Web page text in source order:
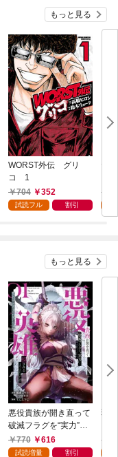
もっと見る
WORST外伝 グリ
コ 1
704
352
試読フル 割引
もっと見る
悪役貴族が開き直って
破滅フラグを“実力”で
叩き折っていたら、い
つの間にかヒロイン達
770 616
試読増量 割引
弱